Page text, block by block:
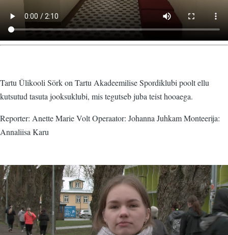
Tartu Ülikooli Sörk on Tartu Akadeemilise Spordiklubi poolt ellu
kutsutud tasuta jooksuklubi, mis tegutseb juba teist hooaega.
Reporter: Anette Marie Volt Operaator: Johanna Juhkam Monteerija:
Annaliisa Karu
Video
fail